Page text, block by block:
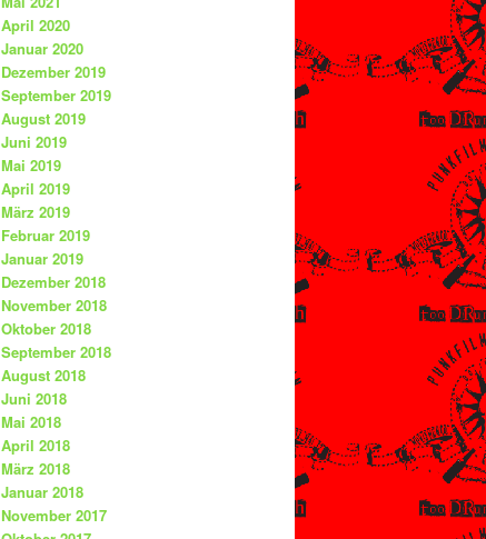
April 2020
Januar 2020
Dezember 2019
September 2019
August 2019
Juni 2019
Mai 2019
April 2019
März 2019
Februar 2019
Januar 2019
Dezember 2018
November 2018
Oktober 2018
September 2018
August 2018
Juni 2018
Mai 2018
April 2018
März 2018
Januar 2018
November 2017